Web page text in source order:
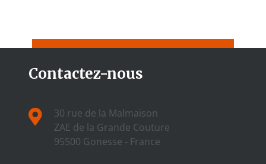
Contactez-nous
30 rue de la Malmaison
ZAE de la Grande Couture
95500 Gonesse - France